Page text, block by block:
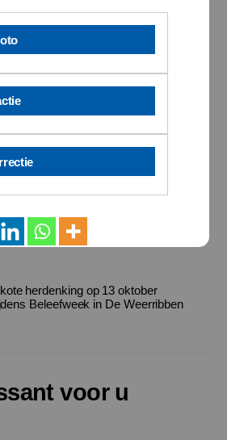
herdenking op 13 oktober
Beleefweek in De Weerribben
voor u